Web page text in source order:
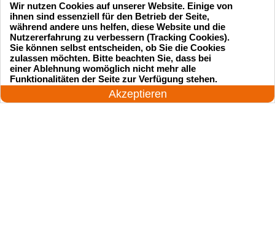
Startseite Einsatzgebiete
Preise
24 Stunden am Tag
Akzeptieren
Wir nutzen Cookies auf unserer Website. Einige von
ihnen sind essenziell für den Betrieb der Seite,
während andere uns helfen, diese Website und die
Nutzererfahrung zu verbessern (Tracking Cookies).
Sie können selbst entscheiden, ob Sie die Cookies
zulassen möchten. Bitte beachten Sie, dass bei
einer Ablehnung womöglich nicht mehr alle
Funktionalitäten der Seite zur Verfügung stehen.